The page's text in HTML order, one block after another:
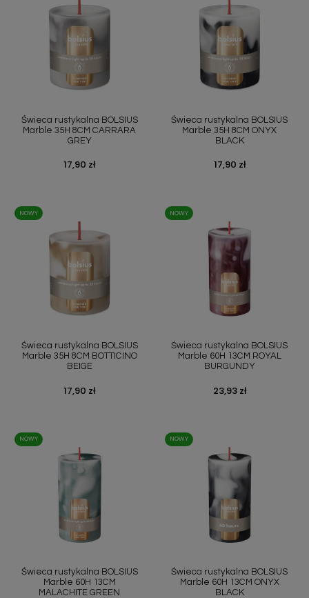
Świeca rustykalna BOLSIUS
Marble 35H 8CM CARRARA
GREY
Cena
17,90 zł
Świeca rustykalna BOLSIUS
Marble 35H 8CM ONYX
BLACK
Cena
17,90 zł
Świeca rustykalna BOLSIUS
Marble 35H 8CM BOTTICINO
BEIGE
Cena
17,90 zł
NOWY
Świeca rustykalna BOLSIUS
Marble 60H 13CM ROYAL
BURGUNDY
Cena
23,93 zł
NOWY
Świeca rustykalna BOLSIUS
Marble 60H 13CM
MALACHITE GREEN
NOWY
Świeca rustykalna BOLSIUS
Marble 60H 13CM ONYX
BLACK
NOWY